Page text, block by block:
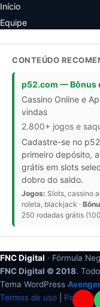
Início
Equipe
CONTEÚDO
p52.com — Bônus
Cassino Online e
vindas
2.800+ jogos e
Cadastre-se no
primeiro depósito,
grátis em slots
dobro do saldo.
Jogos: Slots, cassino
roleta, blackjack ·
250 rodadas grátis
FNC Digital · Fórmula
FNC Digital © 2018.
Tema WordPress
Termos de uso
Politicas